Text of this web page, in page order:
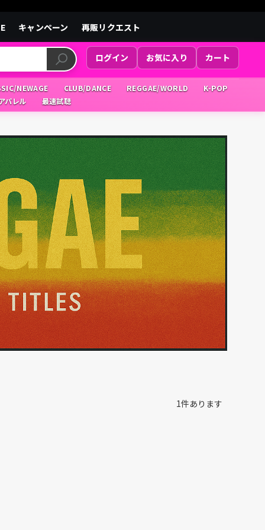
キャンペーン 再販リクエスト
ログイン お気に入り カート
NEWAGE CLUB/DANCE REGGAE/WORLD
K-POP
パレル 最速試聴
1件あります